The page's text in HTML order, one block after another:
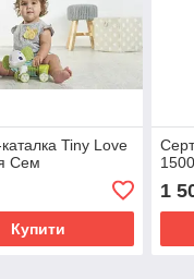
каталка Tiny Love
Сем
Купити
1